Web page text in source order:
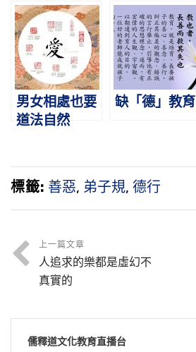
言語很多
男女相處也要
道法自然
缺「德」教育
標籤: 善惡, 弟子規, 德行
上一篇文章
人追求的樂都是虛幻不
真實的
儒釋道文化教育直播台